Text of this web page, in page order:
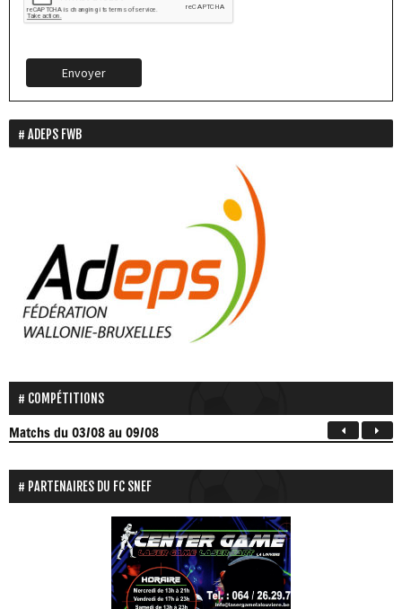
Envoyer
ADEPS FWB
COMPÉTITIONS
Matchsdu 03/08 au 09/08
PARTENAIRES DU FC SNEF